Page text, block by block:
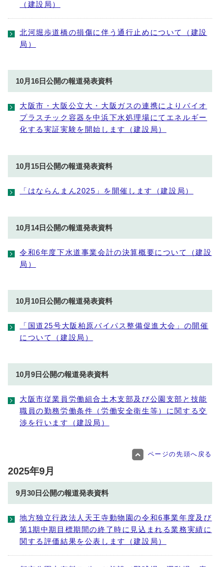
（建設局）
北河堀歩道橋の損傷に伴う通行止めについて（建設
局）
10月16日公開の報道発表資料
大阪市・大阪公立大・大阪ガスの連携によりバイオ
プラスチック容器を中浜下水処理場にてエネルギー
化する実証実験を開始します（建設局）
10月15日公開の報道発表資料
「はならんまん2025」を開催します（建設局）
10月14日公開の報道発表資料
令和6年度下水道事業会計の決算概要について（建設
局）
10月10日公開の報道発表資料
「国道25号大阪柏原バイパス整備促進大会」の開催
について（建設局）
10月9日公開の報道発表資料
大阪市従業員労働組合土木支部及び公園支部と技能
職員の勤務労働条件（労働安全衛生等）に関する交
渉を行います（建設局）
ページの先頭へ戻る
2025年9月
9月30日公開の報道発表資料
地方独立行政法人天王寺動物園の令和6事業年度及び
第1期中期目標期間の終了時に見込まれる業務実績に
関する評価結果を公表します（建設局）